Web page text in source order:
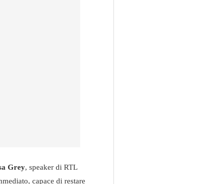
Grey, speaker di RTL
capace di restare